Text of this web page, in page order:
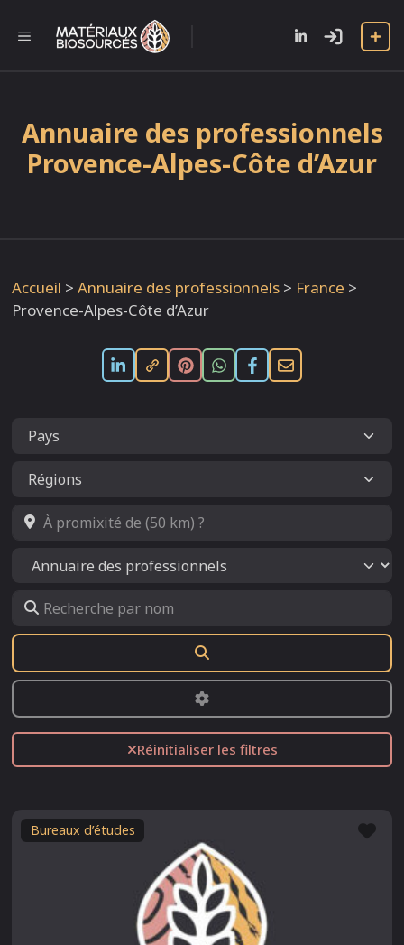
contenu
MENU
Annuaire des professionnels
Provence-Alpes-Côte d’Azur
Accueil > Annuaire des professionnels > France >
Provence-Alpes-Côte d’Azur
À promixité de (50 km) ?
Select search type
Recherche par nom
Advanced Filters
Réinitialiser les filtres
Bureaux d’études